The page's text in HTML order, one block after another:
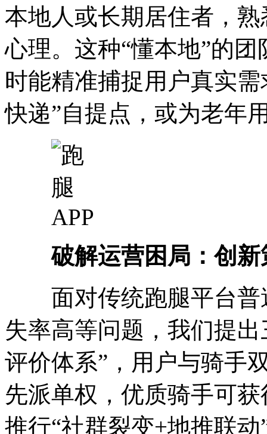
本地人或长期居住者，
心理。这种“懂本地”的
时能精准捕捉用户真实
快递”自提点，或为老年
破解运营困局：创
面对传统跑腿平台普
失率高等问题，我们提
评价体系”，用户与骑手
先派单权，优质骑手可
推行“社群裂变+地推联